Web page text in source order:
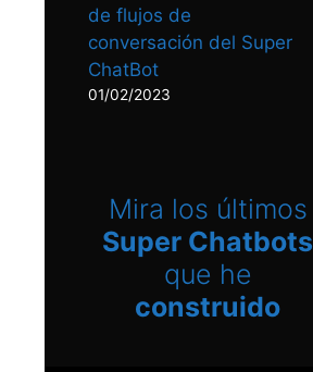
de flujos de
conversación del Super
ChatBot
01/02/2023
Mira los últimos
Super Chatbots
que he
construido